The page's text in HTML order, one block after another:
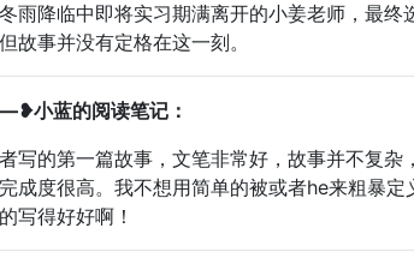
雨降临中即将实习期满离开的小姜老师，最
故事并没有定格在这一刻。
蓝的阅读笔记：
写的第一篇故事，文笔非常好，故事并不复
成度很高。我不想用简单的被或者he来粗暴
写得好好啊！